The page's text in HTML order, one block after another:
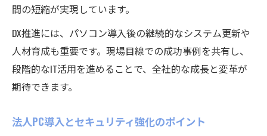
間の短縮が実現しています。
DX推進には、パソコン導入後の継続的なシステム更新や
人材育成も重要です。現場目線での成功事例を共有し、
段階的なIT活用を進めることで、全社的な成長と変革が
期待できます。
法人PC導入とセキュリティ強化のポイント